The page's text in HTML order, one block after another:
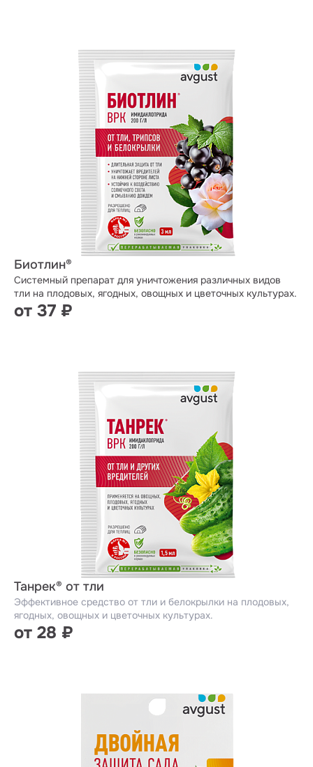
Биотлин®
Системный препарат для уничтожения различных видов
тли на плодовых, ягодных, овощных и цветочных культурах.
от 37 ₽
Танрек® от тли
Эффективное средство от тли и белокрылки на плодовых,
ягодных, овощных и цветочных культурах.
от 28 ₽